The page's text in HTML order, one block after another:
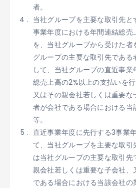
者。
当社グループを主要な取引先
事業年度における年間連結総売
を、当社グループから受けた
グループの主要な取引先であ
して、当社グループの直近事
総売上高の2%以上の支払いを
又はその親会社若しくは重要
者が会社である場合における
等。
直近事業年度に先行する3事業
て、当社グループを主要な取引
は当社グループの主要な取引
親会社若しくは重要な子会社
である場合における当該会社の